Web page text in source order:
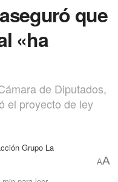
que
«ha
de Diputados,
el proyecto de ley
Grupo La
AA